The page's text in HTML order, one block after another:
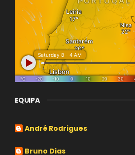
EQUIPA
André Rodrigues
Bruno Dias